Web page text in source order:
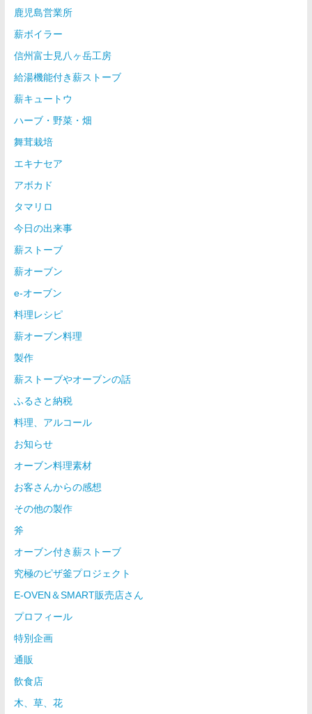
鹿児島営業所
薪ボイラー
信州富士見八ヶ岳工房
給湯機能付き薪ストーブ
薪キュートウ
ハーブ・野菜・畑
舞茸栽培
エキナセア
アボカド
タマリロ
今日の出来事
薪ストーブ
薪オーブン
e-オーブン
料理レシピ
薪オーブン料理
製作
薪ストーブやオーブンの話
ふるさと納税
料理、アルコール
お知らせ
オーブン料理素材
お客さんからの感想
その他の製作
斧
オーブン付き薪ストーブ
究極のピザ釜プロジェクト
E-OVEN＆SMART販売店さん
プロフィール
特別企画
通販
飲食店
木、草、花